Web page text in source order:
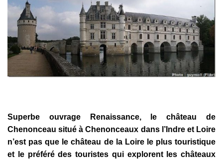
Superbe ouvrage Renaissance, le château de
Chenonceau situé à Chenonceaux dans l’Indre et Loire
n’est pas que le château de la Loire le plus touristique
et le préféré des touristes qui explorent les châteaux